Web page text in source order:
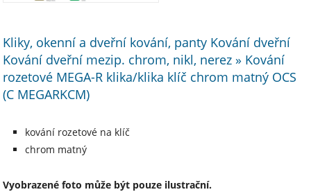
Kliky, okenní a dveřní kování, panty Kování dveřní
Kování dveřní mezip. chrom, nikl, nerez » Kování
rozetové MEGA-R klika/klika klíč chrom matný OCS
(C MEGARKCM)
kování rozetové na klíč
chrom matný
Vyobrazené foto může být pouze ilustrační.